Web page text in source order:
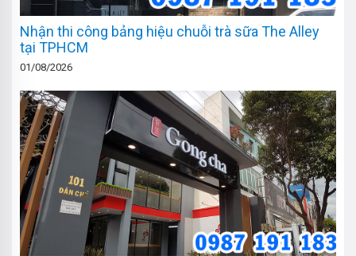
Nhận thi công bảng hiệu chuỗi trà sữa The Alley
tại TPHCM
01/08/2026